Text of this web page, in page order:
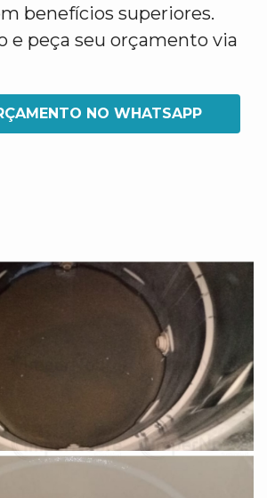
benefícios superiores.
e peça seu orçamento via
NO WHATSAPP